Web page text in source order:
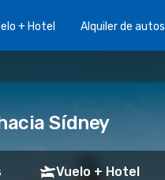
+ Hotel Alquiler de autos
Sídney
Vuelo + Hotel